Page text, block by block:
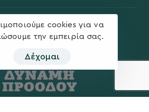
cookies για να
την εμπειρία σας.
Δέχομαι